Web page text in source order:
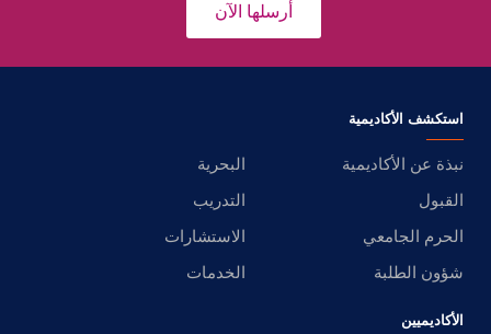
أرسلها الآن
استكشف الأكاديمية
نبذة عن الأكاديمية
البحرية
القبول
التدريب
الحرم الجامعي
الاستشارات
شؤون الطلبة
الخدمات
الأكاديميين